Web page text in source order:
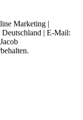
Marketing |
| E-Mail: